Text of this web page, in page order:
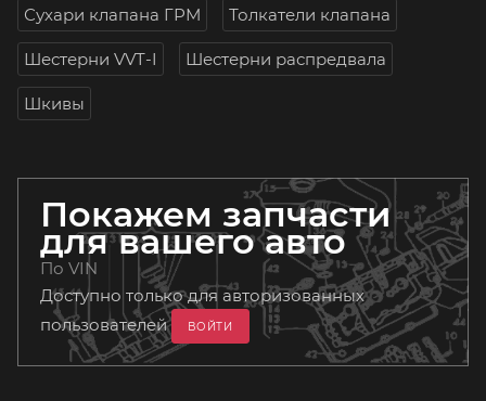
Сухари клапана ГРМ Толкатели клапана
Шестерни VVT-I Шестерни распредвала
Шкивы
Покажем запчасти
для вашего авто
По VIN
Доступно только для авторизованных
пользователей
ВОЙТИ